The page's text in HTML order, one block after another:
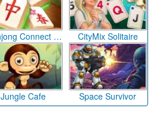
Mahjong Connect Gold CityMix Solitaire
Jungle Cafe Space Survivor